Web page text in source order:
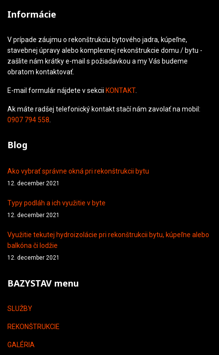
Informácie
V prípade záujmu o rekonštrukciu bytového jadra, kúpeľne,
stavebnej úpravy alebo komplexnej rekonštrukcie domu / bytu -
zašlite nám krátky e-mail s požiadavkou a my Vás budeme
obratom kontaktovať.
E-mail formulár nájdete v sekcii KONTAKT.
Ak máte radšej telefonický kontakt stačí nám zavolať na mobil:
0907 794 558
Blog
Ako vybrať správne okná pri rekonštrukcii bytu
12. december 2021
Typy podláh a ich využitie v byte
12. december 2021
Využitie tekutej hydroizolácie pri rekonštrukcii bytu, kúpeľne alebo
balkóna či lodžie
12. december 2021
BAZYSTAV menu
SLUŽBY
REKONŠTRUKCIE
GALÉRIA